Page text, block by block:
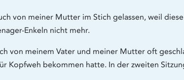
von meiner Mutter im Stich gelassen, weil
Enkeln nicht mehr.
von meinem Vater und meiner Mutter oft
Kopfweh bekommen hatte. In der zweiten